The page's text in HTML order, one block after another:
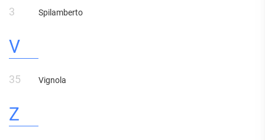
3 Spilamberto
V
35 Vignola
Z